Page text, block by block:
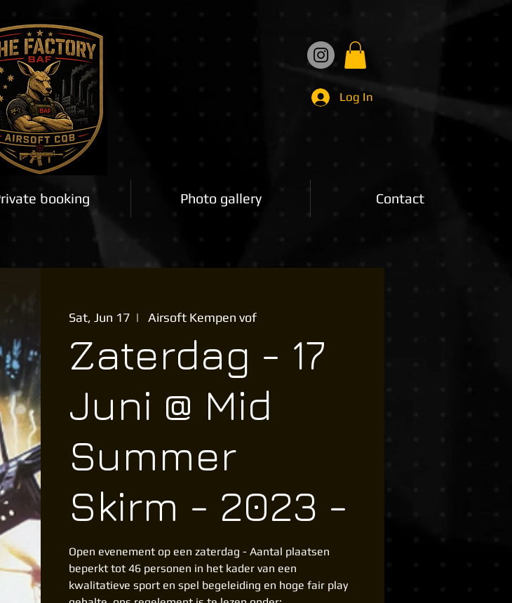
Log In
booking Photo gallery Contact
Sat, Jun 17
  |
Airsoft Kempen vof
Zaterdag - 17
Juni @ Mid
Summer
Skirm - 2023 -
Open evenement op een zaterdag - Aantal plaatsen
beperkt tot 46 personen in het kader van een
kwalitatieve sport en spel begeleiding en hoge fair play